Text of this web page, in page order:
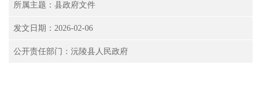
所属主题：县政府文件
发文日期：2026-02-06
公开责任部门：沅陵县人民政府